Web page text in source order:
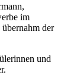
im
der
und